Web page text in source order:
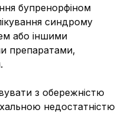
бупренорфіном
синдрому
або іншими
препаратами,
з обережністю
недостатністю